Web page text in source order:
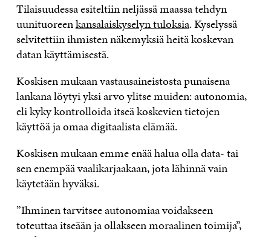
Tilaisuudessa esiteltiin neljässä maassa tehdyn
uunituoreenkansalaiskyselyn tuloksia. Kyselyssä
selvitettiin ihmisten näkemyksiä heitä koskevan
datan käyttämisestä.
Koskisen mukaan vastausaineistosta punaisena
lankana löytyi yksi arvo ylitse muiden: autonomia,
eli kyky kontrolloida itseä koskevien tietojen
käyttöä ja omaa digitaalista elämää.
Koskisen mukaan emme enää halua olla data- tai
sen enempää vaalikarjaakaan, jota lähinnä vain
käytetään hyväksi.
”Ihminen tarvitsee autonomiaa voidakseen
toteuttaa itseään ja ollakseen moraalinen toimija”,